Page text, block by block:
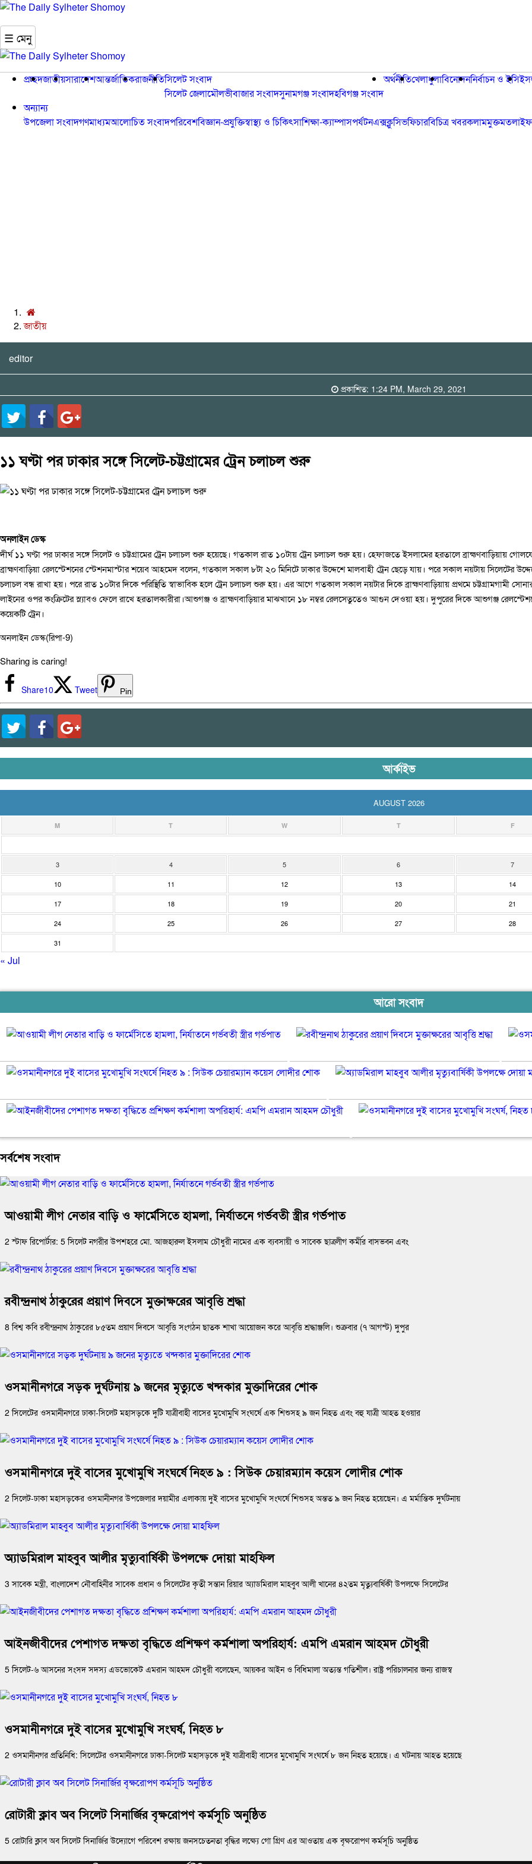
☰ মেনু
প্রচ্ছদজাতীয়সারাদেশআন্তর্জাতিকরাজনীতিসিলেট সংবাদ
সিলেট জেলামৌলভীবাজার সংবাদসুনামগঞ্জ সংবাদহবিগঞ্জ সংবাদ
অর্থনীতিখেলাধুলাবিনোদননির্বাচন ও ইসি
অন্যান্য
উপজেলা সংবাদগণমাধ্যমআলোচিত সংবাদপরিবেশবিজ্ঞান-প্রযুক্তিস্বাস্থ্য ও চিকিৎসাশিক্ষা-ক্যাম্পাসপর্যটনএক্সক্লুসিভফিচারবিচিত্র খবরকলামমুক্তমত
জাতীয়
editor
প্রকাশিত: 1:24 PM, March 29, 2021
১১ ঘণ্টা পর ঢাকার সঙ্গে সিলেট-চট্টগ্রামের ট্রেন চলাচল শুরু
অনলাইন ডেস্ক
দীর্ঘ ১১ ঘণ্টা পর ঢাকার সঙ্গে সিলেট ও চট্টগ্রামের ট্রেন চলাচল শুরু হয়েছে। গতকাল রাত ১০টায় ট্রেন চলাচল শুরু হয়। হেফাজতে ইসলামের হরতালে ব্রাহ্মণবাড়িয়ায়
ব্রাহ্মণবাড়িয়া রেলস্টেশনের স্টেশনমাস্টার শয়েব আহমেদ বলেন, গতকাল সকাল ৮টা ২০ মিনিটে ঢাকার উদ্দেশে মালবাহী ট্রেন ছেড়ে যায়। পরে সকাল নয়টায় সিলেটের
চলাচল বন্ধ রাখা হয়। পরে রাত ১০টার দিকে পরিস্থিতি স্বাভাবিক হলে ট্রেন চলাচল শুরু হয়। এর আগে গতকাল সকাল নয়টার দিকে ব্রাহ্মণবাড়িয়ায় প্রথমে চট্টগ্রামগামী
লাইনের ওপর কংক্রিটের স্ল্যাবও ফেলে রাখে হরতালকারীরা।আশুগঞ্জ ও ব্রাহ্মণবাড়িয়ার মাঝখানে ১৮ নম্বর রেলসেতুতেও আগুন দেওয়া হয়। দুপুরের দিকে আশুগঞ্জ
কয়েকটি ট্রেন।
অনলাইন ডেস্ক(রিপা-9)
Sharing is caring!
Share10 Tweet Pin
আর্কাইভ
AUGUST 2026
M T W T F
3 4 5 6 7
10 11 12 13 14
17 18 19 20 21
24 25 26 27 28
31
« Jul
আরো সংবাদ
আওয়ামী
নেতার
বাড়ি
ফার্মেসিতে
হামলা,
রবীন্দ্রনাথ
প্রয়াণ
দিবসে
আবৃত্তি
শ্রদ্ধা
ওসমানীনগরে
বাসের
মুখোমুখি
নিহত
লোদীর
শোক
‎আইনজীবীদের
দক্ষতা
আহমদ
চৌধুরী
সর্বশেষ সংবাদ
আওয়ামী লীগ নেতার বাড়ি ও ফার্মেসিতে হামলা, নির্যাতনে গর্ভবতী স্ত্রীর গর্ভপাত
2 স্টাফ রিপোর্টার: 5 সিলেট নগরীর উপশহরে মো. আজহারুল ইসলাম চৌধুরী নামের এক ব্যবসায়ী ও সাবেক ছাত্রলীগ কর্মীর বাসভবন এবং
রবীন্দ্রনাথ ঠাকুরের প্রয়াণ দিবসে মুক্তাক্ষরের আবৃত্তি শ্রদ্ধা
8 বিশ্ব কবি রবীন্দ্রনাথ ঠাকুরের ৮৫তম প্রয়াণ দিবসে আবৃত্তি সংগঠন ছাতক শাখা আয়োজন করে আবৃত্তি শ্রদ্ধাঞ্জলি। শুক্রবার (৭ আগস্ট) দুপুর
ওসমানীনগরে সড়ক দুর্ঘটনায় ৯ জনের মৃত্যুতে খন্দকার মুক্তাদিরের শোক
2 সিলেটের ওসমানীনগরে ঢাকা-সিলেট মহাসড়কে দুটি যাত্রীবাহী বাসের মুখোমুখি সংঘর্ষে এক শিশুসহ ৯ জন নিহত এবং বহু যাত্রী আহত হওয়ার
ওসমানীনগরে দুই বাসের মুখোমুখি সংঘর্ষে নিহত ৯ : সিউক চেয়ারম্যান কয়েস লোদীর শোক
2 সিলেট-ঢাকা মহাসড়কের ওসমানীনগর উপজেলার দয়ামীর এলাকায় দুই বাসের মুখোমুখি সংঘর্ষে শিশুসহ অন্তত ৯ জন নিহত হয়েছেন। এ মর্মান্তিক দুর্ঘটনায়
অ্যাডমিরাল মাহবুব আলীর মৃত্যুবার্ষিকী উপলক্ষে দোয়া মাহফিল
3 সাবেক মন্ত্রী, বাংলাদেশ নৌবাহিনীর সাবেক প্রধান ও সিলেটের কৃতী সন্তান রিয়ার অ্যাডমিরাল মাহবুব আলী খানের ৪২তম মৃত্যুবার্ষিকী উপলক্ষে সিলেটের
‎আইনজীবীদের পেশাগত দক্ষতা বৃদ্ধিতে প্রশিক্ষণ কর্মশালা অপরিহার্য: এমপি এমরান আহমদ চৌধুরী
5 ‎সিলেট-৬ আসনের সংসদ সদস্য এডভোকেট এমরান আহমদ চৌধুরী বলেছেন, আয়কর আইন ও বিধিমালা অত্যন্ত গতিশীল। রাষ্ট্র পরিচালনার জন্য রাজস্ব
ওসমানীনগরে দুই বাসের মুখোমুখি সংঘর্ষ, নিহত ৮
2 ওসমানীনগর প্রতিনিধি: সিলেটের ওসমানীনগরে ঢাকা-সিলেট মহাসড়কে দুই যাত্রীবাহী বাসের মুখোমুখি সংঘর্ষে ৮ জন নিহত হয়েছে। এ ঘটনায় আহত হয়েছে
রোটারী ক্লাব অব সিলেট সিনার্জির বৃক্ষরোপণ কর্মসূচি অনুষ্ঠিত
5 রোটারি ক্লাব অব সিলেট সিনার্জির উদ্যোগে পরিবেশ রক্ষায় জনসচেতনতা বৃদ্ধির লক্ষ্যে গো গ্রিণ এর আওতায় এক বৃক্ষরোপণ কর্মসূচি অনুষ্ঠিত